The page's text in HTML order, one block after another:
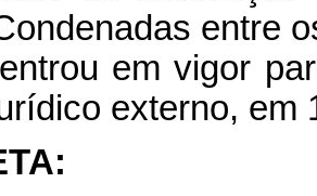
entre
em vigor
externo, em